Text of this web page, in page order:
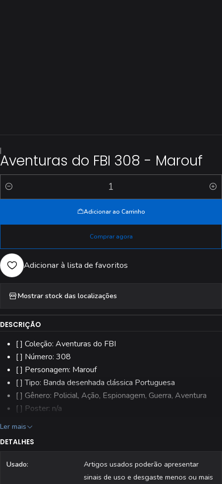
|
Aventuras do FBI 308 - Marouf
Quantidade
Adicionar ao Carrinho
Comprar agora
Adicionar à lista de favoritos
Mostrar stock das localizações
DESCRIÇÃO
[ ] Coleção: Aventuras do FBI
[ ] Número: 308
[ ] Personagem: Marouf
[ ] Tipo: Banda desenhada clássica Portuguesa
[ ] Gênero: Policial, Ação, Espionagem, Guerra, Aventura
[ ] Poster: n/a
[ ] Editora: Aguiar & Dias, Lda.
[ ] Todas as revistas são fotografadas individualmente.
Ler mais
DETALHES
Usado:
Artigos usados poderão apresentar
sinais de uso e desgaste menos ou mais